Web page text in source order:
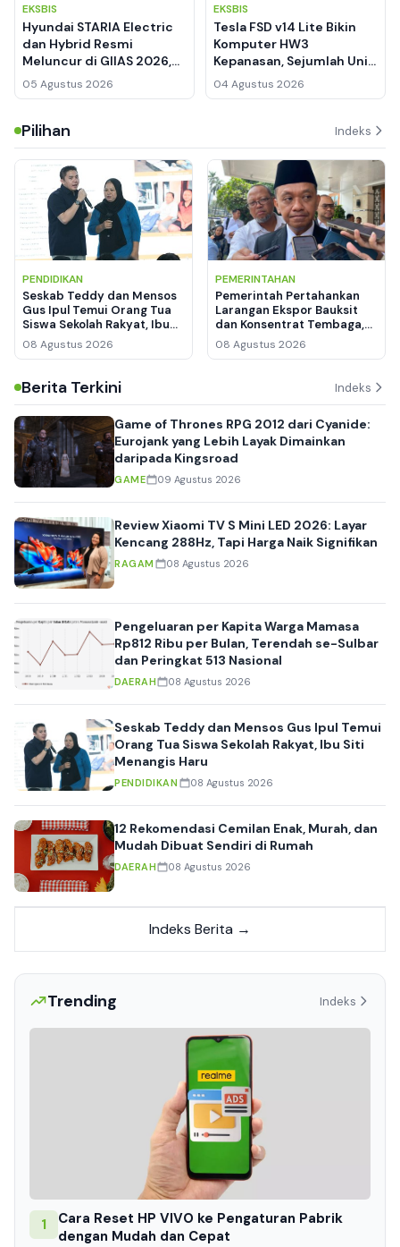
EKSBIS
Hyundai STARIA Electric
dan Hybrid Resmi
Meluncur di GIIAS 2026,
Banderol Start dari
Segmen MPV Premium
05 Agustus 2026
EKSBIS
Tesla FSD v14 Lite Bikin
Komputer HW3
Kepanasan, Sejumlah Unit
Dilaporkan Mati Total
04 Agustus 2026
Pilihan Indeks
PENDIDIKAN
Seskab Teddy dan Mensos
Gus Ipul Temui Orang Tua
Siswa Sekolah Rakyat, Ibu
Siti Menangis Haru
08 Agustus 2026
PEMERINTAHAN
Pemerintah Pertahankan
Larangan Ekspor Bauksit
dan Konsentrat Tembaga,
Hilirisasi Logam Tanah
Jarang Mulai Dirancang
08 Agustus 2026
Berita Terkini Indeks
Game of Thrones RPG 2012 dari Cyanide:
Eurojank yang Lebih Layak Dimainkan
daripada Kingsroad
GAME 09 Agustus 2026
Review Xiaomi TV S Mini LED 2026: Layar
Kencang 288Hz, Tapi Harga Naik Signifikan
RAGAM 08 Agustus 2026
Pengeluaran per Kapita Warga Mamasa
Rp812 Ribu per Bulan, Terendah se-Sulbar
dan Peringkat 513 Nasional
DAERAH 08 Agustus 2026
Seskab Teddy dan Mensos Gus Ipul Temui
Orang Tua Siswa Sekolah Rakyat, Ibu Siti
Menangis Haru
PENDIDIKAN 08 Agustus 2026
12 Rekomendasi Cemilan Enak, Murah, dan
Mudah Dibuat Sendiri di Rumah
DAERAH 08 Agustus 2026
Indeks Berita →
Trending Indeks
1
Cara Reset HP VIVO ke Pengaturan Pabrik
dengan Mudah dan Cepat